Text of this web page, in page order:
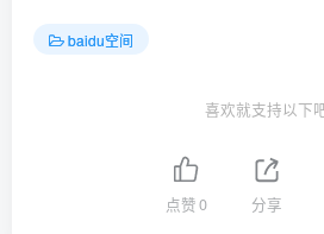
baidu空间
喜欢就支持以下
点赞0 分享